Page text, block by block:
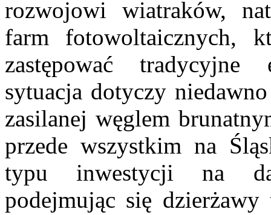
rozwojowi wiatraków,
farm fotowoltaicznych,
zastępować tradycyjne
sytuacja dotyczy
zasilanej węglem
przede wszystkim na
typu inwestycji na
podejmując się dzierżawy